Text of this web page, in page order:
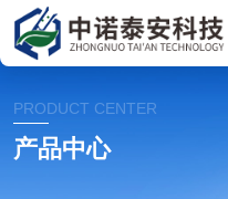
PRODUCT CENTER
产品中心